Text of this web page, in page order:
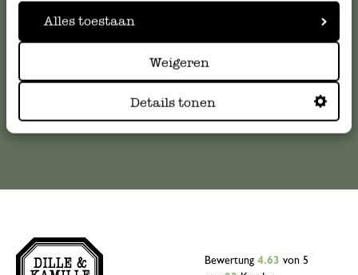
Alles toestaan
Weigeren
Details tonen
kundenservice@dille-kamille.at
Online-Kundenservice
Bewertung 4.63 von 5